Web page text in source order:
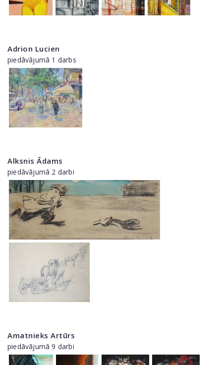
Adrion Lucien
piedāvājumā 1 darbs
Alksnis Ādams
piedāvājumā 2 darbi
Amatnieks Artūrs
piedāvājumā 9 darbi